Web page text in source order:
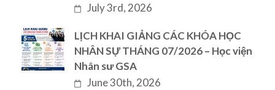
July 3rd, 2026
LỊCH KHAI GIẢNG CÁC KHÓA HỌC
NHÂN SỰ THÁNG 07/2026 – Học viện
Nhân sư GSA
June 30th, 2026